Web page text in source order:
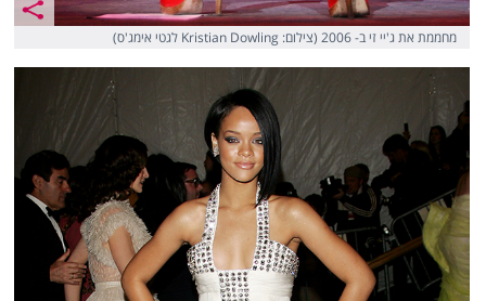
מחממת את ג'יי זי ב- 2006 (צילום: Kristian Dowling לגטי אימג'ס)